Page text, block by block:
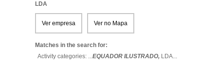
LDA
Ver empresa Ver no Mapa
Matches in the search for:
Activity categories: ...EQUADOR ILUSTRADO, LDA...